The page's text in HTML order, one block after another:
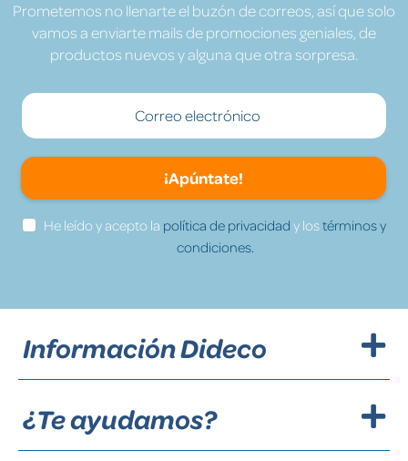
Prometemos no llenarte el buzón de correos, así que solo
vamos a enviarte mails de promociones geniales, de
productos nuevos y alguna que otra sorpresa.
¡Apúntate!
He leído y acepto la política de privacidad y lostérminos y
condiciones.
Información Dideco
¿Te ayudamos?